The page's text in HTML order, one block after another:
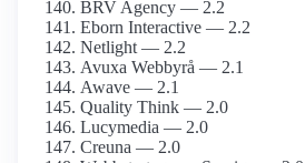
BRV Agency — 2.2
Eborn Interactive — 2.2
Netlight — 2.2
Avuxa Webbyrå — 2.1
Awave — 2.1
Quality Think — 2.0
Lucymedia — 2.0
Creuna — 2.0